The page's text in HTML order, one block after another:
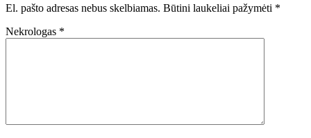
El. pašto adresas nebus skelbiamas. Būtini laukeliai pažymėti *
Nekrologas *